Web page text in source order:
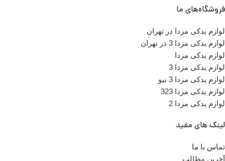
فروشگاه‌های ما
لوازم یدکی مزدا در تهران
لوازم یدکی مزدا 3 در تهران
لوازم یدکی مزدا
لوازم یدکی مزدا 3
لوازم یدکی مزدا 3 نیو
لوازم یدکی مزدا 323
لوازم یدکی مزدا 2
لینک های مفید
تماس با ما
آخرین مطالب